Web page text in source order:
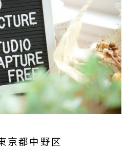
京都中野区